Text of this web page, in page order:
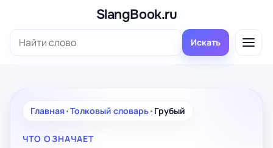
содержимому
SlangBook.ru
Поиск: Искать
Главная•Толковый словарь• Грубый
ЧТО ОЗНАЧАЕТ